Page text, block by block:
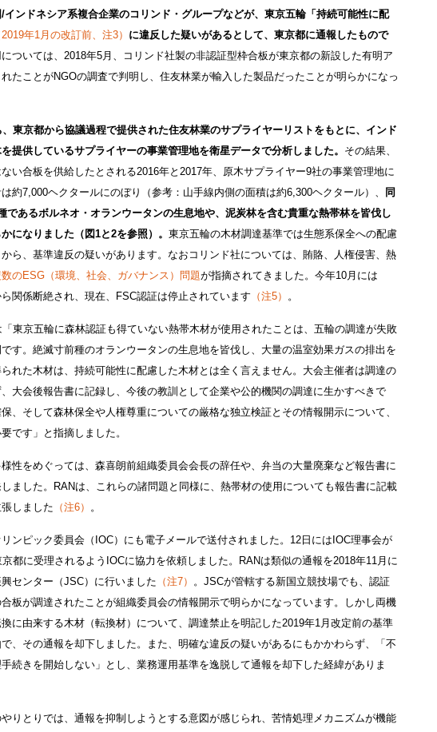
ンドネシア系複合企業のコリンド・グループなどが、東京五輪「持続可能性に配
2019年1月の改訂前、注3） に違反した疑いがあるとして、東京都に通報したもので
ついては、2018年5月、コリンド社製の非認証型枠合板が東京都の新設した有明ア
たことがNGOの調査で判明し、住友林業が輸入した製品だったことが明らかになっ
東京都から協議過程で提供された住友林業のサプライヤーリストをもとに、インド
提供しているサプライヤーの事業管理地を衛星データで分析しました。 その結果、
い合板を供給したとされる2016年と2017年、原木サプライヤー9社の事業管理地に
約7,000ヘクタールにのぼり（参考：山手線内側の面積は約6,300ヘクタール）、
同
であるボルネオ・オランウータンの生息地や、泥炭林を含む貴重な熱帯林を皆伐し
になりました（図1と2を参照）。 東京五輪の木材調達基準では生態系保全への配慮
ら、基準違反の疑いがあります。なおコリンド社については、賄賂、人権侵害、熱
のESG（環境、社会、ガバナンス）問題が指摘されてきました。今年10月には
関係断絶され、現在、FSC認証は停止されています （注5） 。
「東京五輪に森林認証も得ていない熱帯木材が使用されたことは、五輪の調達が失敗
す。絶滅寸前種のオランウータンの生息地を皆伐し、大量の温室効果ガスの排出を
れた木材は、持続可能性に配慮した木材とは全く言えません。大会主催者は調達の
大会後報告書に記録し、今後の教訓として企業や公的機関の調達に生かすべきで
、そして森林保全や人権尊重についての厳格な独立検証とその情報開示について、
です」と指摘しました。
性をめぐっては、森喜朗前組織委員会会長の辞任や、弁当の大量廃棄など報告書に
ました。RANは、これらの諸問題と同様に、熱帯材の使用についても報告書に記載
しました （注6） 。
ンピック委員会（IOC）にも電子メールで送付されました。12日にはIOC理事会が
都に受理されるようIOCに協力を依頼しました。RANは類似の通報を2018年11月に
センター（JSC）に行いました （注7） 。JSCが管轄する新国立競技場でも、認証
板が調達されたことが組織委員会の情報開示で明らかになっています。しかし両機
に由来する木材（転換材）について、調達禁止を明記した2019年1月改定前の基準
、その通報を却下しました。また、明確な違反の疑いがあるにもかかわらず、「不
続きを開始しない」とし、業務運用基準を逸脱して通報を却下した経緯がありま
りとりでは、通報を抑制しようとする意図が感じられ、苦情処理メカニズムが機能